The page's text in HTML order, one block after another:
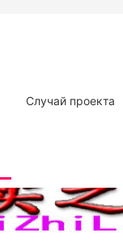
Случай проекта